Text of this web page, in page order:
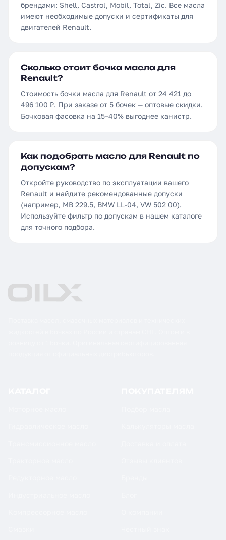
брендами: Shell, Castrol, Mobil, Total, Zic. Все масла
имеют необходимые допуски и сертификаты для
двигателей Renault.
Сколько стоит бочка масла для
Renault?
Стоимость бочки масла для Renault от 24 421 до
496 100 ₽. При заказе от 5 бочек — оптовые скидки.
Бочковая фасовка на 15–40% выгоднее канистр.
Как подобрать масло для Renault по
допускам?
Откройте руководство по эксплуатации вашего
Renault и найдите рекомендованные допуски
(например, MB 229.5, BMW LL-04, VW 502 00).
Используйте фильтр по допускам в нашем каталоге
для точного подбора.